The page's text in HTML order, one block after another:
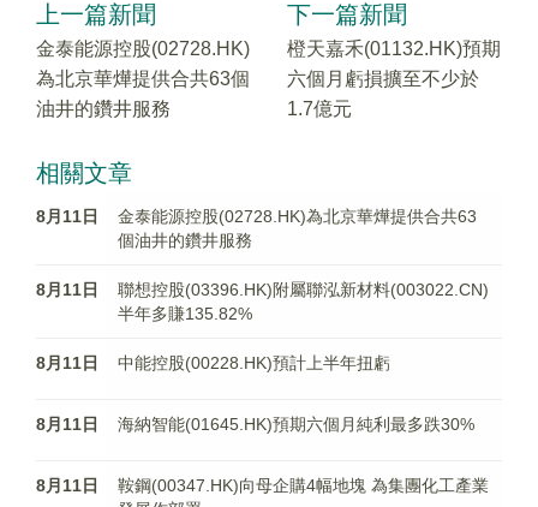
上一篇新聞
金泰能源控股(02728.HK)
為北京華燁提供合共63個
油井的鑽井服務
下一篇新聞
橙天嘉禾(01132.HK)預期
六個月虧損擴至不少於
1.7億元
相關文章
8月11日
金泰能源控股(02728.HK)為北京華燁提供合共63
個油井的鑽井服務
8月11日
聯想控股(03396.HK)附屬聯泓新材料(003022.CN)
半年多賺135.82%
8月11日 中能控股(00228.HK)預計上半年扭虧
8月11日 海納智能(01645.HK)預期六個月純利最多跌30%
8月11日
鞍鋼(00347.HK)向母企購4幅地塊 為集團化工產業